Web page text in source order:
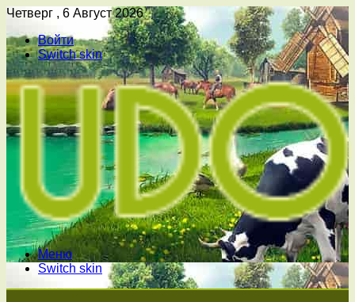
Четверг , 6 Август 2026
Войти
Switch skin
Меню
Switch skin